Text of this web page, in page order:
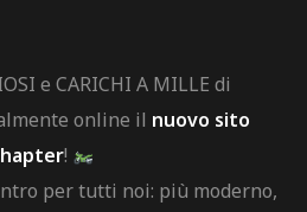
e CARICHI A MILLE di
online il nuovo sito
!
per tutti noi: più moderno,